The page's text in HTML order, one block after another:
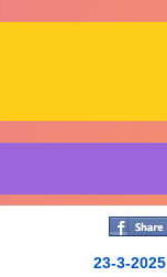
23-3-2025